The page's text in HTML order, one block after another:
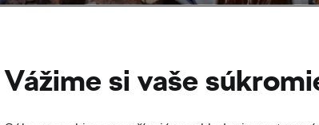
Vážime si vaše